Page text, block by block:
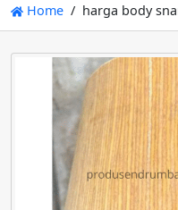
Home harga body